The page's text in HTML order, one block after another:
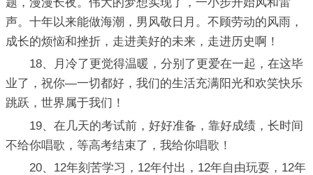
声。十年以来能做海潮，男风敬日月。不顾劳动的风雨，
成长的烦恼和挫折，走进美好的未来，走进历史啊！
18、月冷了更觉得温暖，分别了更爱在一起，在这毕
业了，祝你—一切都好，我们的生活充满阳光和欢笑快乐
跳跃，世界属于我们！
19、在几天的考试前，好好准备，靠好成绩，长时间
不给你唱歌，等高考结束了，我给你唱歌！
20、12年刻苦学习，12年付出，12年自由玩耍，12年